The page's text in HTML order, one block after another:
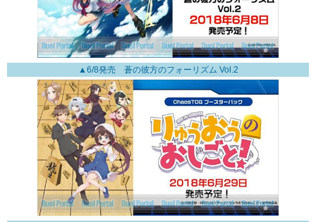
▲6/8発売 蒼の彼方のフォーリズム Vol.2